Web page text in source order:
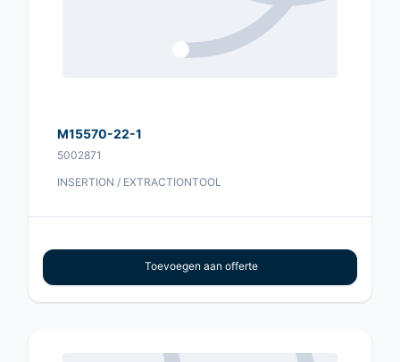
M15570-22-1
5002871
INSERTION / EXTRACTIONTOOL
Toevoegen aan offerte